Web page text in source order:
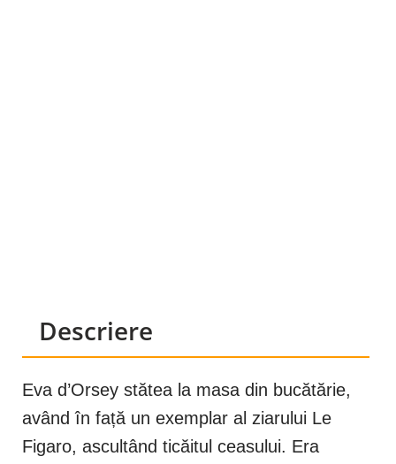
Descriere
Eva d’Orsey stătea la masa din bucătărie,
având în față un exemplar al ziarului Le
Figaro, ascultând ticăitul ceasului. Era